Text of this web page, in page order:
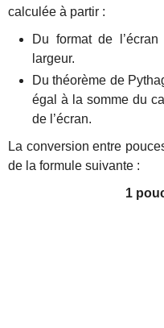
calculée à partir :
Du format de
largeur.
Du théorème de
égal à la somme du
de l’écran.
La conversion entre
de la formule suivante :
1